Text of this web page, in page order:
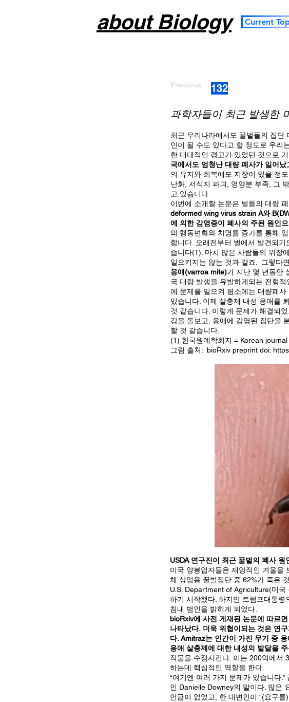
about Biology Current
Previous 132
과학자들이 최근 발생한
최근 우리나라에서도 꿀벌들의 집단
인이 될 수도 있다고 할 정도로 우리
한 대대적인 경고가 있었던 것으로
국에서도 엄청난 대량 폐사가 일어
의 유지와 회복에도 지장이 있을 정
난화, 서식지 파괴, 영양분 부족, 그
고 있습니다.
이번에 소개할 논문은 벌들의 대량
deformed wing virus strain A와
에 의한 감염증이 폐사의 주된 원인
의 행동변화와 치명률 증가를 통해
합니다. 오래전부터 벌에서 발견되
습니다(1). 마치 많은 사람들의 위장
일으키지는 않는 것과 같죠. 그렇다
응애(varroa mite)가 지난 몇 년동안
국 대량 발생을 유발하게되는 전형
에 문제를 일으켜 평소에는 대량폐
있습니다. 이제 살충제 내성 응애를
것 같습니다. 이렇게 문제가 해결되
강을 돌보고, 응애에 감염된 집단을
할 것 같습니다.
(1) 한국원예학회지 = Korean
그림 출처: bioRxiv preprint doi:
USDA 연구진이 최근 꿀벌의 폐사
미국 양봉업자들은 재앙적인 겨울을
체 상업용 꿀벌집단 중 62%가 죽은
U.S. Department of Agriculture(미
하기 시작했다. 하지만 트럼프대통
침내 범인을 밝히게 되었다.
bioRxiv에 사전 게재된 논문에 따르
나타났다. 더욱 위협이되는 것은 연
다. Amitraz는 인간이 가진 무기 중
응애 살충제에 대한 내성의 발달을
작물을 수정시킨다. 이는 200억에서
하는데 핵심적인 역할을 한다.
“여기엔 여러 가지 문제가 있습니다
인 Danielle Downey의 말이다. 많은
언급이 없었고, 한 대변인이 “(요구